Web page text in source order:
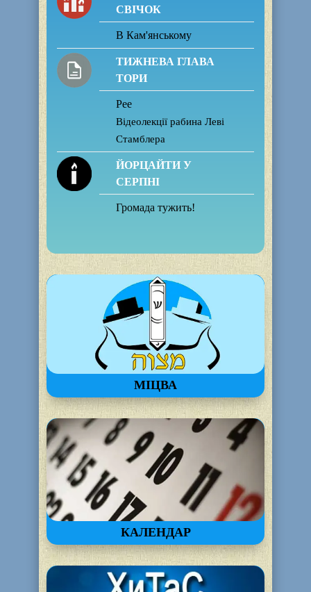
СВІЧОК
В Кам'янському
ТИЖНЕВА ГЛАВА
ТОРИ
Рее
Відеолекції рабина Леві
Стамблера
ЙОРЦАЙТИ У
СЕРПНІ
Громада тужить!
МІЦВА
КАЛЕНДАР